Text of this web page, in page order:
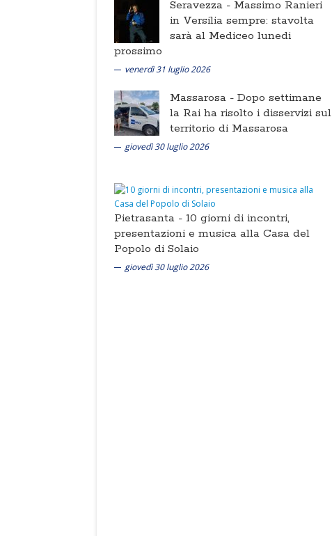
Seravezza - Massimo Ranieri
in Versilia sempre: stavolta
sarà al Mediceo lunedi
prossimo
venerdì 31 luglio 2026
Massarosa - Dopo settimane
la Rai ha risolto i disservizi sul
territorio di Massarosa
giovedì 30 luglio 2026
Pietrasanta - 10 giorni di incontri,
presentazioni e musica alla Casa del
Popolo di Solaio
giovedì 30 luglio 2026